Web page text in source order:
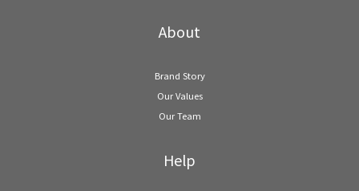
About
Brand Story
Our Values
Our Team
Help